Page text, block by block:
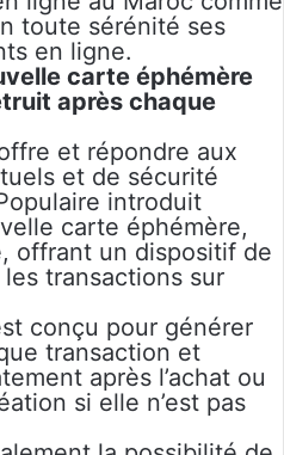
toute sérénité ses
en ligne.
carte éphémère
après chaque
et répondre aux
et de sécurité
introduit
carte éphémère,
offrant un dispositif de
transactions sur
conçu pour générer
transaction et
après l’achat ou
si elle n’est pas